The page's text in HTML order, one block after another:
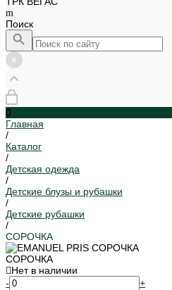
Поиск
0
Главная
/
Каталог
/
Детская одежда
/
Детские блузы и рубашки
/
Детские рубашки
/
СОРОЧКА
СОРОЧКА
Нет в наличии
-
+